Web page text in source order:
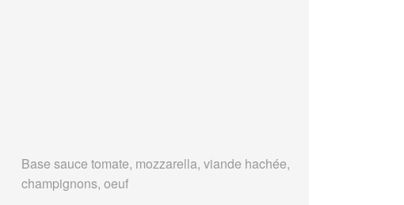
Base sauce tomate, mozzarella, viande hachée,
champignons, oeuf